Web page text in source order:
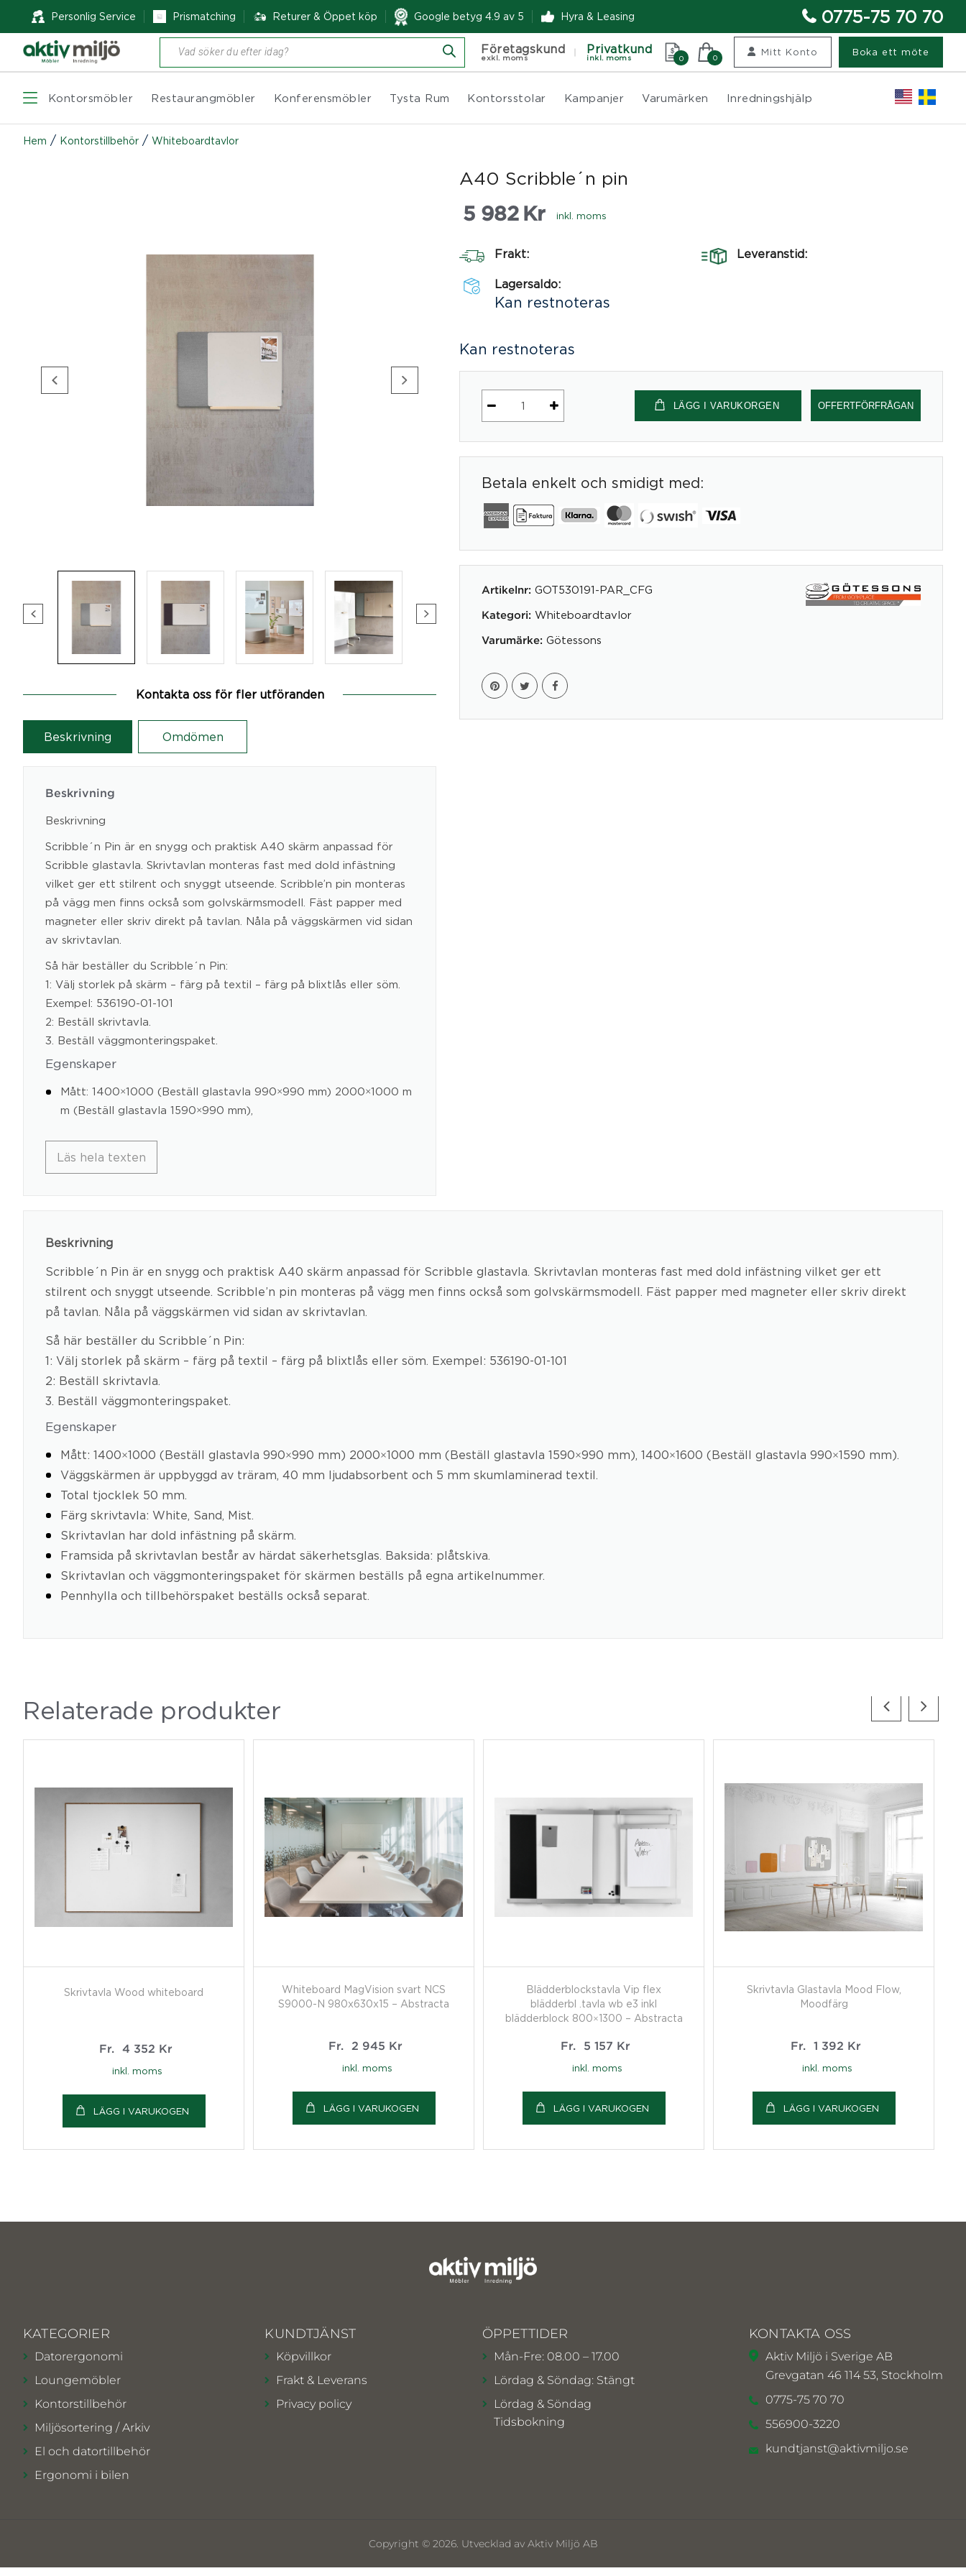
Personlig Service Prismatching Returer & Öppet köp Google betyg 4.9 av 5 Hyra & Leasing 0775-75 70 70
Produktsökning Företagskund
exkl. moms
Privatkund
inkl. moms 0 0
Mitt Konto Boka ett möte
Kontorsmöbler Restaurangmöbler Konferensmöbler Tysta Rum Kontorsstolar Kampanjer Varumärken Inredningshjälp
Hem / Kontorstillbehör / Whiteboardtavlor
Kontakta oss för fler utföranden
Beskrivning Omdömen
Beskrivning
Beskrivning
Scribble´n Pin är en snygg och praktisk A40 skärm anpassad för
Scribble glastavla. Skrivtavlan monteras fast med dold infästning
vilket ger ett stilrent och snyggt utseende. Scribble’n pin monteras
på vägg men finns också som golvskärmsmodell. Fäst papper med
magneter eller skriv direkt på tavlan. Nåla på väggskärmen vid sidan
av skrivtavlan.
Så här beställer du Scribble´n Pin:
1: Välj storlek på skärm – färg på textil – färg på blixtlås eller söm.
Exempel: 536190-01-101
2: Beställ skrivtavla.
3. Beställ väggmonteringspaket.
Egenskaper
Mått: 1400×1000 (Beställ glastavla 990×990 mm) 2000×1000 m
m (Beställ glastavla 1590×990 mm),
Läs hela texten
A40 Scribble´n pin
5 982 Kr inkl. moms
Frakt: Leveranstid:
Lagersaldo:
Kan restnoteras
Kan restnoteras
mängd
LÄGG I VARUKORGEN OFFERTFÖRFRÅGAN
Betala enkelt och smidigt med:
Artikelnr: GOT530191-PAR_CFG
Kategori: Whiteboardtavlor
Varumärke: Götessons
Beskrivning
Scribble´n Pin är en snygg och praktisk A40 skärm anpassad för Scribble glastavla. Skrivtavlan monteras fast med dold infästning vilket ger ett
stilrent och snyggt utseende. Scribble’n pin monteras på vägg men finns också som golvskärmsmodell. Fäst papper med magneter eller skriv direkt
på tavlan. Nåla på väggskärmen vid sidan av skrivtavlan.
Så här beställer du Scribble´n Pin:
1: Välj storlek på skärm – färg på textil – färg på blixtlås eller söm. Exempel: 536190-01-101
2: Beställ skrivtavla.
3. Beställ väggmonteringspaket.
Egenskaper
Mått: 1400×1000 (Beställ glastavla 990×990 mm) 2000×1000 mm (Beställ glastavla 1590×990 mm), 1400×1600 (Beställ glastavla 990×1590 mm).
Väggskärmen är uppbyggd av träram, 40 mm ljudabsorbent och 5 mm skumlaminerad textil.
Total tjocklek 50 mm.
Färg skrivtavla: White, Sand, Mist.
Skrivtavlan har dold infästning på skärm.
Framsida på skrivtavlan består av härdat säkerhetsglas. Baksida: plåtskiva.
Skrivtavlan och väggmonteringspaket för skärmen beställs på egna artikelnummer.
Pennhylla och tillbehörspaket beställs också separat.
Relaterade produkter
Skrivtavla Wood whiteboard
Fr. 4 352 Kr
inkl. moms
LÄGG I VARUKOGEN
Whiteboard MagVision svart NCS
S9000-N 980x630x15 – Abstracta
Fr. 2 945 Kr
inkl. moms
LÄGG I VARUKOGEN
Blädderblockstavla Vip flex
blädderbl .tavla wb e3 inkl
blädderblock 800×1300 – Abstracta
Fr. 5 157 Kr
inkl. moms
LÄGG I VARUKOGEN
Skrivtavla Glastavla Mood Flow,
Moodfärg
Fr. 1 392 Kr
inkl. moms
LÄGG I VARUKOGEN
KATEGORIER
Datorergonomi
Loungemöbler
Kontorstillbehör
Miljösortering / Arkiv
El och datortillbehör
Ergonomi i bilen
KUNDTJÄNST
Köpvillkor
Frakt & Leverans
Privacy policy
ÖPPETTIDER
Mån-Fre: 08.00 – 17.00
Lördag & Söndag: Stängt
Lördag & Söndag
Tidsbokning
KONTAKTA OSS
Aktiv Miljö i Sverige AB
Grevgatan 46 114 53, Stockholm
0775-75 70 70
556900-3220
kundtjanst@aktivmiljo.se
Copyright © 2026. Utvecklad av Aktiv Miljö AB